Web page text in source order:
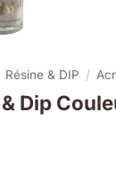
Résine & DIP /
Dip